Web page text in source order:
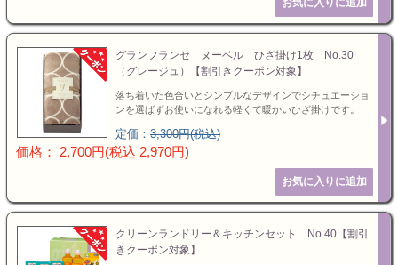
グランフランセ ヌーベル ひざ掛け1枚 No.30
（グレージュ）【割引きクーポン対象】
落ち着いた色合いとシンプルなデザインでシチュエーショ
ンを選ばずお使いになれる軽くて暖かいひざ掛けです。
定価： 3,300円(税込)
価格： 2,700円(税込 2,970円)
クリーンランドリー＆キッチンセット No.40【割引
きクーポン対象】